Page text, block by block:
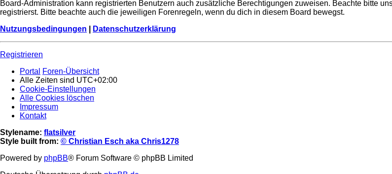
Board-Administration kann registrierten Benutzern auch zusätzliche Berechtigungen zuweisen. Beachte bitte
registrierst. Bitte beachte auch die jeweiligen Forenregeln, wenn du dich in diesem Board bewegst.
Nutzungsbedingungen
Datenschutzerklärung
Registrieren
Portal Foren-Übersicht
Alle Zeiten sind UTC+02:00
Cookie-Einstellungen
Alle Cookies löschen
Impressum
Kontakt
Stylename: flatsilver
Style built from: © Christian Esch aka Chris1278
Powered by phpBB® Forum Software © phpBB Limited